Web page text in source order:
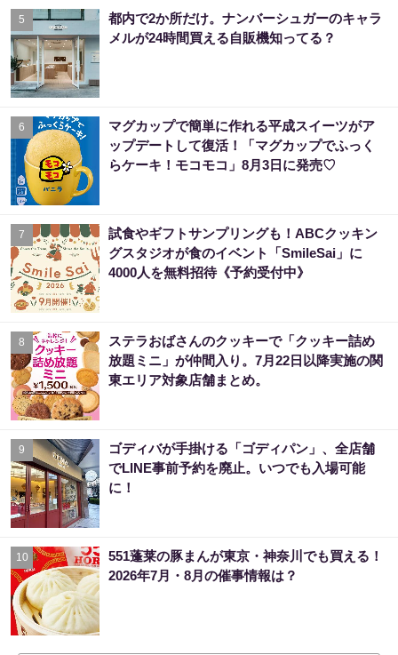
5
都内で2か所だけ。ナンバーシュガーのキャラ
メルが24時間買える自販機知ってる？
6
マグカップで簡単に作れる平成スイーツがア
ップデートして復活！「マグカップでふっく
らケーキ！モコモコ」8月3日に発売♡
7
試食やギフトサンプリングも！ABCクッキン
グスタジオが食のイベント「SmileSai」に
4000人を無料招待《予約受付中》
8
ステラおばさんのクッキーで「クッキー詰め
放題ミニ」が仲間入り。7月22日以降実施の関
東エリア対象店舗まとめ。
9
ゴディバが手掛ける「ゴディパン」、全店舗
でLINE事前予約を廃止。いつでも入場可能
に！
10
551蓬莱の豚まんが東京・神奈川でも買える！
2026年7月・8月の催事情報は？